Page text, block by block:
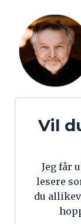
Vil
Jeg får
lesere
du